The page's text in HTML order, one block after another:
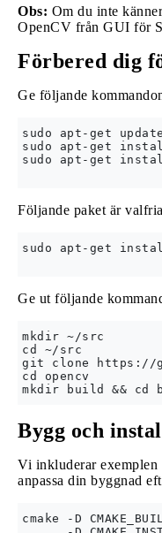
Obs: Om du inte
OpenCV från GUI för
Förbered dig
Ge följande
sudo apt-get update
sudo apt-get
sudo apt-get
Följande paket är
sudo apt-get
Ge ut följande
mkdir ~/src
cd ~/src
git clone https://
cd opencv
Bygg och
Vi inkluderar exemplen
anpassa din byggnad
cmake -D